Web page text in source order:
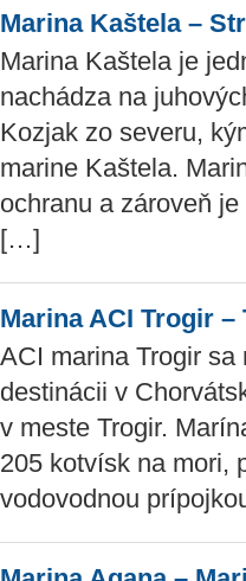
Marina Kaštela –
Marina Kaštela je
nachádza na
Kozjak zo severu,
marine Kaštela.
ochranu a zároveň
[…]
Marina ACI Trogir –
ACI marina Trogir
destinácii v
v meste Trogir.
205 kotvísk na mori,
vodovodnou